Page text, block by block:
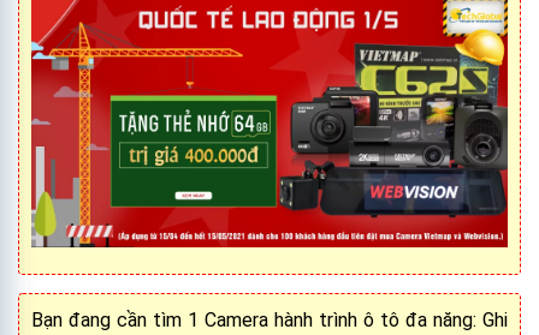
Bạn đang cần tìm 1 Camera hành trình ô tô đa năng: Ghi